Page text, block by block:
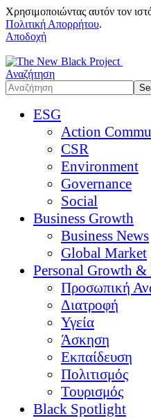
Χρησιμοποιώντας αυτόν τον
Πολιτική Απορρήτου.
Αποδοχή
Αναζήτηση
ESG
Action
CSR
Environment
Governance
Social
Business Growth
Business News
Global Market
Personal Growth
Προσωπική
Διατροφή
Υγεία
Άσκηση
Εκπαίδευση
Πολιτισμός
Τουρισμός
Black Spotlight